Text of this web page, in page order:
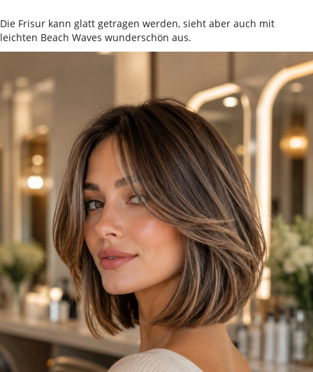
Die Frisur kann glatt getragen werden, sieht aber auch mit
leichten Beach Waves wunderschön aus.